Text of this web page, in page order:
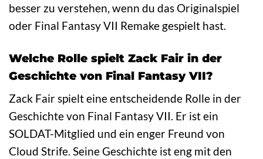
besser zu verstehen, wenn du das Originalspiel
oder Final Fantasy VII Remake gespielt hast.
Welche Rolle spielt Zack Fair in der
Geschichte von Final Fantasy VII?
Zack Fair spielt eine entscheidende Rolle in der
Geschichte von Final Fantasy VII. Er ist ein
SOLDAT-Mitglied und ein enger Freund von
Cloud Strife. Seine Geschichte ist eng mit den